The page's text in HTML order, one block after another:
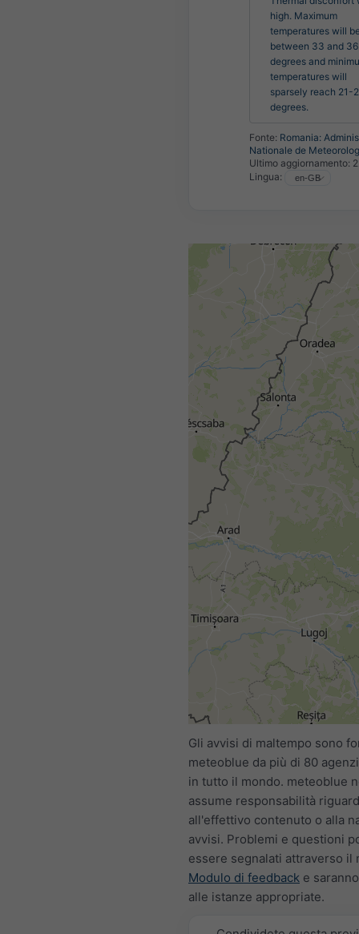
high. Maximum
temperatures will
between 33 and 36
degrees and
temperatures will
sparsely reach 21-
degrees.
Fonte: Romania:
Nationale de
Ultimo aggiornamento:
Lingua:
Gli avvisi di maltempo sono
meteoblue da più di 80
in tutto il mondo. meteoblue
assume responsabilità
all'effettivo contenuto o alla
avvisi. Problemi e questioni
essere segnalati attraverso il
Modulo di feedback e
alle istanze appropriate.